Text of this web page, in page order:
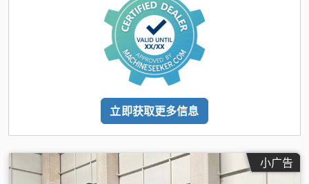
立即获取更多信息
小广告